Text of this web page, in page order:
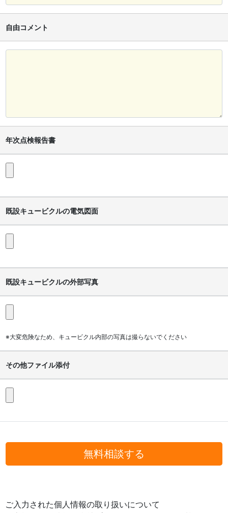
自由コメント
年次点検報告書
既設キュービクルの電気図面
既設キュービクルの外部写真
※大変危険なため、キュービクル内部の写真は撮らないでください
その他ファイル添付
無料相談する
ご入力された個人情報の取り扱いについて